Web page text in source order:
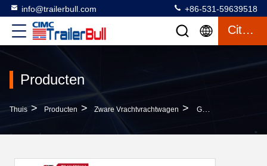
info@trailerbull.com +86-531-59639518
Citaat
Producten
Thuis > Producten > Zware Vrachtvrachtwagen > Geavanceerde 371HP HOWO 4x2 LHD Heavy Duty Tractor Truck Voor Semi-Trailer Naar Afrika Azië